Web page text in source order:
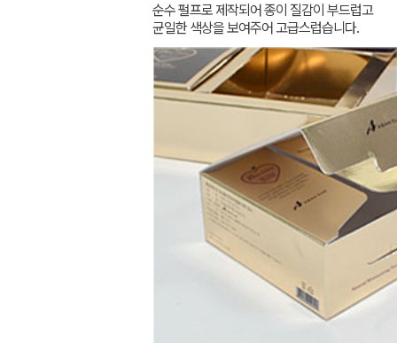
순수 펄프로 제작되어 종이 질감이 부드럽고
균일한 색상을 보여주어 고급스럽습니다.